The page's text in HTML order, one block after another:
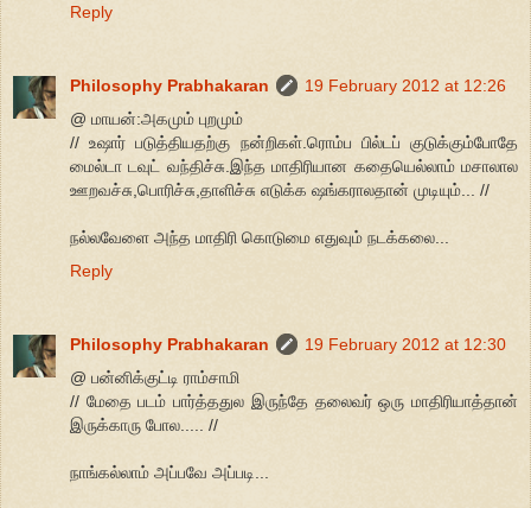
Reply
Philosophy Prabhakaran
19 February 2012 at 12:26
@ மாயன்:அகமும் புறமும்
// உஷார் படுத்தியதற்கு நன்றிகள்.ரொம்ப பில்டப் குடுக்கும்போதே
மைல்டா டவுட் வந்திச்சு.இந்த மாதிரியான கதையெல்லாம் மசாலால
ஊறவச்சு,பொரிச்சு,தாளிச்சு எடுக்க ஷங்கராலதான் முடியும்... //
நல்லவேளை அந்த மாதிரி கொடுமை எதுவும் நடக்கலை...
Reply
Philosophy Prabhakaran
19 February 2012 at 12:30
@ பன்னிக்குட்டி ராம்சாமி
// மேதை படம் பார்த்ததுல இருந்தே தலைவர் ஒரு மாதிரியாத்தான்
இருக்காரு போல..... //
நாங்கல்லாம் அப்பவே அப்படி...